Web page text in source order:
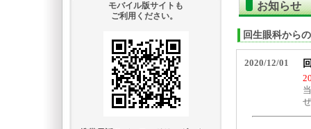
お知らせ
回生眼科から
モバイル版サイトも
ご利用ください。